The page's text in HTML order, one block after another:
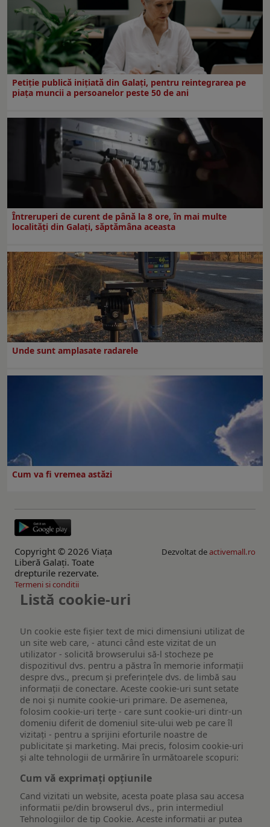
Petiție publică inițiată din Galați, pentru reintegrarea pe
piața muncii a persoanelor peste 50 de ani
Întreruperi de curent de până la 8 ore, în mai multe
localități din Galați, săptămâna aceasta
Unde sunt amplasate radarele
Cum va fi vremea astăzi
Copyright © 2026 Viaţa
Liberă Galaţi. Toate
drepturile rezervate.
Dezvoltat deactivemall.ro
Termeni si conditii
Listă cookie-uri
Un cookie este fişier text de mici dimensiuni utilizat de
un site web care, - atunci când este vizitat de un
utilizator - solicită browserului să-l stocheze pe
dispozitivul dvs. pentru a păstra în memorie informații
despre dvs., precum și preferințele dvs. de limbă sau
informații de conectare. Aceste cookie-uri sunt setate
de noi și numite cookie-uri primare. De asemenea,
folosim cookie-uri terțe - care sunt cookie-uri dintr-un
domeniu diferit de domeniul site-ului web pe care îl
vizitați - pentru a sprijini eforturile noastre de
publicitate și marketing. Mai precis, folosim cookie-uri
și alte tehnologii de urmărire în următoarele scopuri:
Cum vă exprimați opțiunile
Cand vizitati un website, acesta poate plasa sau accesa
informatii pe/din browserul dvs., prin intermediul
Tehnologiilor de tip Cookie. Aceste informatii ar putea